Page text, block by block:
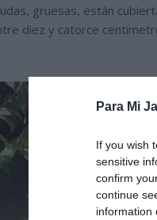
Para Mi
If you wish
sensitive
confirm
continue
information
gruesas, están
diez y catorce